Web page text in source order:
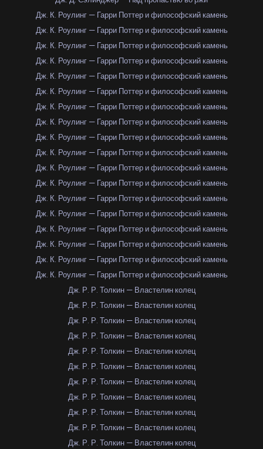
Дж. К. Роулинг — Гарри Поттер и философский камень
Дж. К. Роулинг — Гарри Поттер и философский камень
Дж. К. Роулинг — Гарри Поттер и философский камень
Дж. К. Роулинг — Гарри Поттер и философский камень
Дж. К. Роулинг — Гарри Поттер и философский камень
Дж. К. Роулинг — Гарри Поттер и философский камень
Дж. К. Роулинг — Гарри Поттер и философский камень
Дж. К. Роулинг — Гарри Поттер и философский камень
Дж. К. Роулинг — Гарри Поттер и философский камень
Дж. К. Роулинг — Гарри Поттер и философский камень
Дж. К. Роулинг — Гарри Поттер и философский камень
Дж. К. Роулинг — Гарри Поттер и философский камень
Дж. К. Роулинг — Гарри Поттер и философский камень
Дж. К. Роулинг — Гарри Поттер и философский камень
Дж. К. Роулинг — Гарри Поттер и философский камень
Дж. К. Роулинг — Гарри Поттер и философский камень
Дж. К. Роулинг — Гарри Поттер и философский камень
Дж. К. Роулинг — Гарри Поттер и философский камень
Дж. Р. Р. Толкин — Властелин колец
Дж. Р. Р. Толкин — Властелин колец
Дж. Р. Р. Толкин — Властелин колец
Дж. Р. Р. Толкин — Властелин колец
Дж. Р. Р. Толкин — Властелин колец
Дж. Р. Р. Толкин — Властелин колец
Дж. Р. Р. Толкин — Властелин колец
Дж. Р. Р. Толкин — Властелин колец
Дж. Р. Р. Толкин — Властелин колец
Дж. Р. Р. Толкин — Властелин колец
Дж. Р. Р. Толкин — Властелин колец